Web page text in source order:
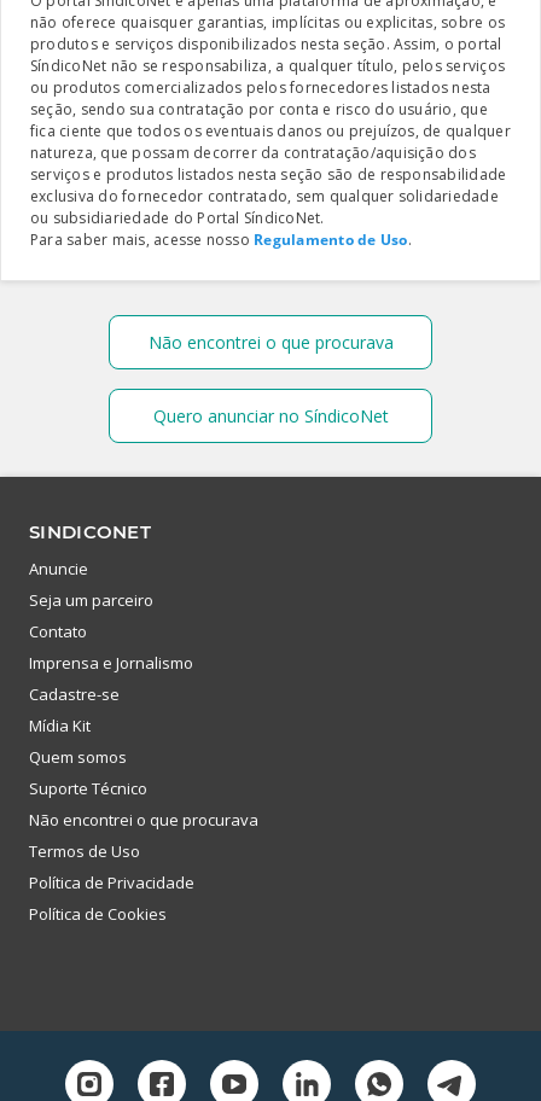
não oferece quaisquer garantias, implícitas ou explicitas, sobre os
produtos e serviços disponibilizados nesta seção. Assim, o portal
SíndicoNet não se responsabiliza, a qualquer título, pelos serviços
ou produtos comercializados pelos fornecedores listados nesta
seção, sendo sua contratação por conta e risco do usuário, que
fica ciente que todos os eventuais danos ou prejuízos, de qualquer
natureza, que possam decorrer da contratação/aquisição dos
serviços e produtos listados nesta seção são de responsabilidade
exclusiva do fornecedor contratado, sem qualquer solidariedade
ou subsidiariedade do Portal SíndicoNet.
Para saber mais, acesse nosso Regulamento de Uso.
Não encontrei o que procurava
Quero anunciar no SíndicoNet
SINDICONET
Anuncie
Seja um parceiro
Contato
Imprensa e Jornalismo
Cadastre-se
Mídia Kit
Quem somos
Suporte Técnico
Não encontrei o que procurava
Termos de Uso
Política de Privacidade
Política de Cookies